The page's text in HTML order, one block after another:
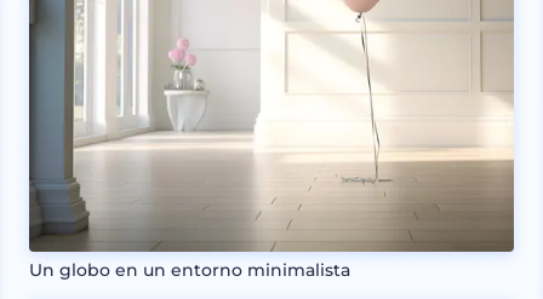
Un globo en un entorno minimalista